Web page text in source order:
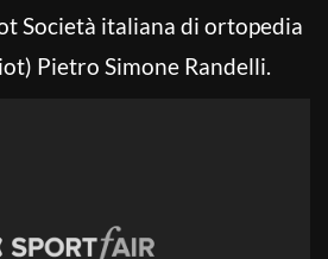
Società italiana di ortopedia
Pietro Simone Randelli.